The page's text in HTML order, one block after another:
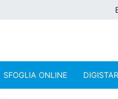
SFOGLIA ONLINE DIGISTAR